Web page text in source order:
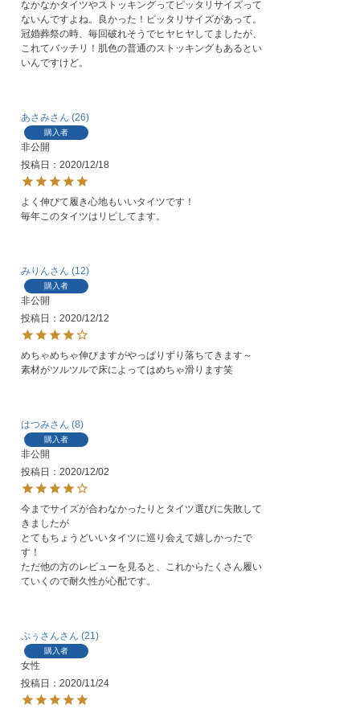
なかなかタイツやストッキングってピッタリサイズって
ないんですよね。良かった！ピッタリサイズがあって。
冠婚葬祭の時、毎回破れそうでヒヤヒヤしてましたが、
これてバッチリ！肌色の普通のストッキングもあるとい
いんですけど。
あさみ 26
購入者
非公開
投稿日
2020/12/18
よく伸びて履き心地もいいタイツです！
毎年このタイツはリピしてます。
みりん 12
購入者
非公開
投稿日
2020/12/12
めちゃめちゃ伸びますがやっぱりずり落ちてきます～
素材がツルツルで床によってはめちゃ滑ります笑
はつみ 8
購入者
非公開
投稿日
2020/12/02
今までサイズが合わなかったりとタイツ選びに失敗して
きましたが
とてもちょうどいいタイツに巡り会えて嬉しかったで
す！
ただ他の方のレビューを見ると、これからたくさん履い
ぷぅさん 21
購入者
女性
投稿日
2020/11/24